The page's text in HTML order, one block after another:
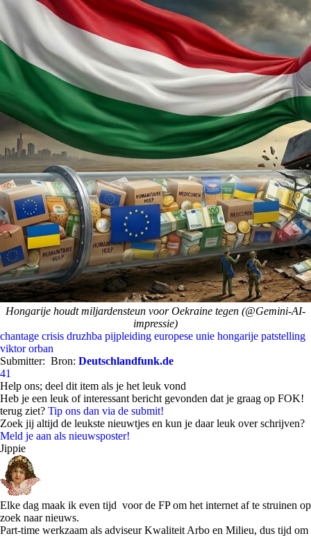
Hongarije houdt miljardensteun voor Oekraine tegen (@Gemini-AI-
impressie)
chantage crisis druzhba pijpleiding europese unie hongarije patstelling
viktor orban
Submitter: Bron: Deutschlandfunk.de
41
Help ons; deel dit item als je het leuk vond
Heb je een leuk of interessant bericht gevonden dat je graag op FOK!
terug ziet? Tip ons dan via de submit!
Zoek jij altijd de leukste nieuwtjes en kun je daar leuk over schrijven?
Meld je aan als nieuwsposter!
Jippie
Elke dag maak ik even tijd voor de FP om het internet af te struinen op
zoek naar nieuws.
Part-time werkzaam als adviseur Kwaliteit Arbo en Milieu, dus tijd om